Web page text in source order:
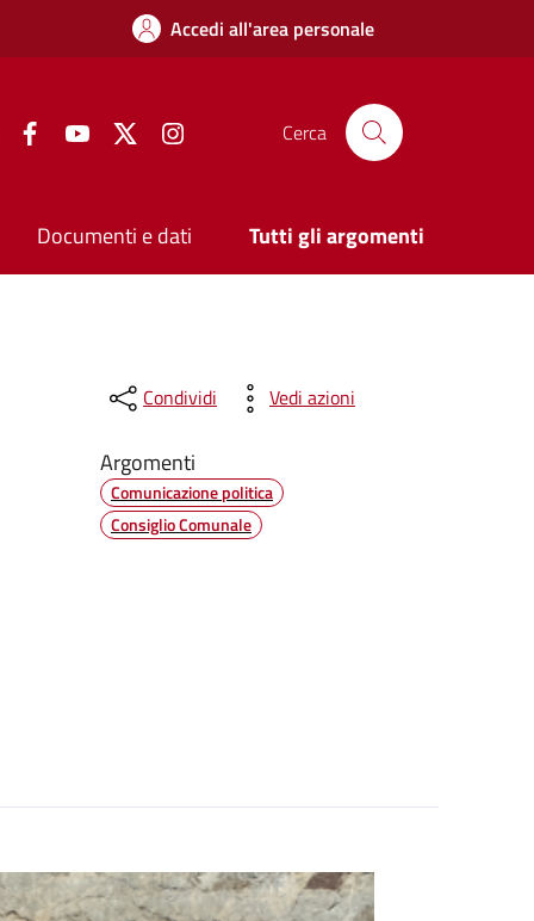
Accedi all'area personale
FacebookYouTube Twitter Cerca
Documenti e dati Tutti gli argomenti
Condividi Vedi azioni
Argomenti
Comunicazione politica
Consiglio Comunale